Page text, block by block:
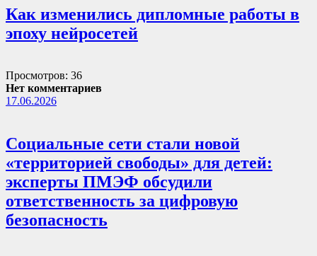
Как изменились дипломные работы в
эпоху нейросетей
Просмотров: 36
Нет комментариев
17.06.2026
Социальные сети стали новой
«территорией свободы» для детей:
эксперты ПМЭФ обсудили
ответственность за цифровую
безопасность